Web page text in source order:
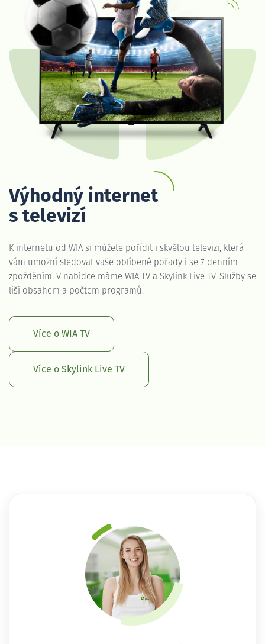
Výhodný internet
s televizí
K internetu od WIA si můžete pořídit i skvělou televizi, která
vám umožní sledovat vaše oblíbené pořady i se 7 denním
zpožděním. V nabídce máme WIA TV a Skylink Live TV. Služby se
liší obsahem a počtem programů.
Více o WIA TV
Více o Skylink Live TV